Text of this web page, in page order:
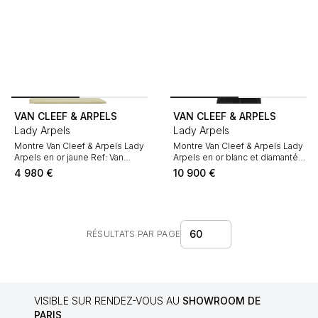
VAN CLEEF & ARPELS
Lady Arpels
Montre Van Cleef & Arpels Lady
Arpels en or jaune Ref: Van
Cleef & Arpels - HH13290 Vers
2010
4 980 €
VAN CLEEF & ARPELS
Lady Arpels
Montre Van Cleef & Arpels Lady
Arpels en or blanc et diamanté
Ref: Van Cleef & Arpels -
HH12474 Vers 2000
10 900 €
RÉSULTATS PAR PAGE 60
VISIBLE SUR RENDEZ-VOUS AU SHOWROOM DE
PARIS